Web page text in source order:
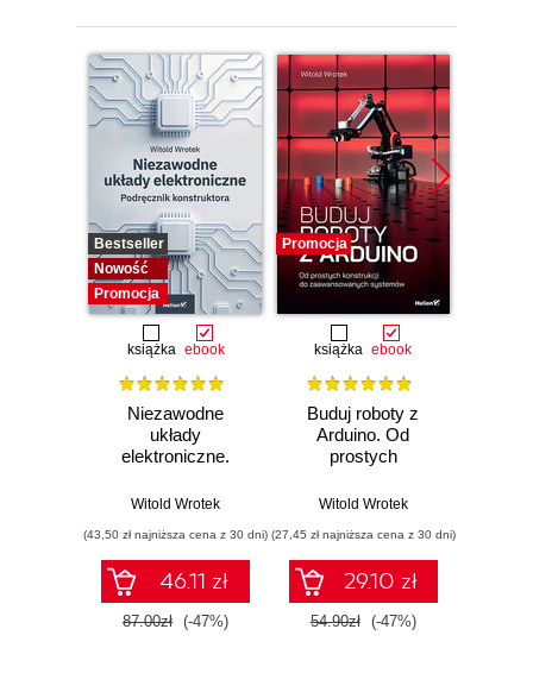
Bestseller
Nowość
Promocja
książka ebook
Niezawodne
układy
elektroniczne.
konstruktora
Witold Wrotek
(43,50 zł najniższa cena z 30 dni)
46.11 zł
87.00zł (-47%)
Promocja
książka ebook
Buduj roboty z
Arduino. Od
prostych
zaawansowanych
Witold Wrotek
(27,45 zł najniższa cena z 30 dni)
29.10 zł
54.90zł (-47%)